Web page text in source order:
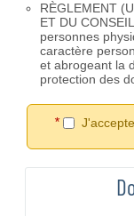
RÈGLEMENT
ET DU
personnes
caractère
et abrogeant la
protection des
*